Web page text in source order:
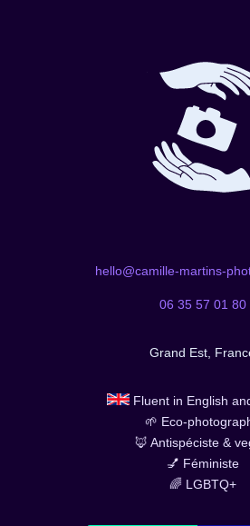
hello@camille-martins-
06 35 57 01 80
Grand Est,
Fluent in English
🌱 Eco-
🦊 Antispéciste &
💅 Féministe
🌈 LGBTQ+